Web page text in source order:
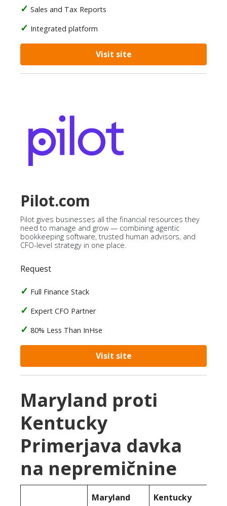
Sales and Tax Reports
Integrated platform
Visit site
Pilot.com
Pilot gives businesses all the financial resources they
need to manage and grow — combining agentic
bookkeeping software, trusted human advisors, and
CFO-level strategy in one place.
Request
Full Finance Stack
Expert CFO Partner
80% Less Than InHse
Visit site
Maryland proti
Kentucky
Primerjava davka
na nepremičnine
Maryland Kentucky